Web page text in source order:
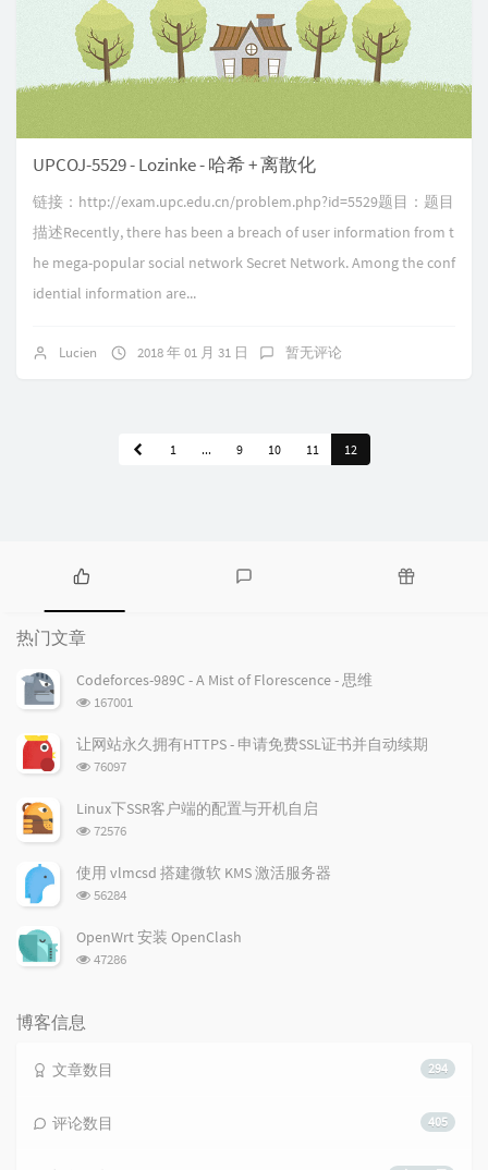
UPCOJ-5529 - Lozinke - 哈希 + 离散化
链接：http://exam.upc.edu.cn/problem.php?id=5529题目：题目
描述Recently, there has been a breach of user information from t
he mega-popular social network Secret Network. Among the conf
idential information are...
Lucien 2018 年 01 月 31 日 暂无评论
1 ... 9 10 11 12
热
门
文
章
论
热门文章
Codeforces-989C - A Mist of Florescence - 思维
浏
次
数:
167001
让网站永久拥有HTTPS - 申请免费SSL证书并自动续期
浏
次
76097
Linux下SSR客户端的配置与开机自启
浏
次
数:
72576
使用 vlmcsd 搭建微软 KMS 激活服务器
浏
次
56284
OpenWrt 安装 OpenClash
浏
47286
博客信息
294
文章数目
405
评论数目